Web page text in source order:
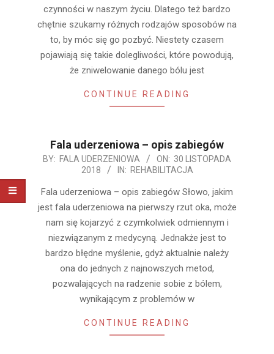
czynności w naszym życiu. Dlatego też bardzo
chętnie szukamy różnych rodzajów sposobów na
to, by móc się go pozbyć. Niestety czasem
pojawiają się takie dolegliwości, które powodują,
że zniwelowanie danego bólu jest
CONTINUE READING
Fala uderzeniowa – opis zabiegów
2018-
30
BY: FALA UDERZENIOWA ON: 30 LISTOPADA
2018
IN: REHABILITACJA
Fala uderzeniowa – opis zabiegów Słowo, jakim
jest fala uderzeniowa na pierwszy rzut oka, może
nam się kojarzyć z czymkolwiek odmiennym i
niezwiązanym z medycyną. Jednakże jest to
bardzo błędne myślenie, gdyż aktualnie należy
ona do jednych z najnowszych metod,
pozwalających na radzenie sobie z bólem,
wynikającym z problemów w
CONTINUE READING